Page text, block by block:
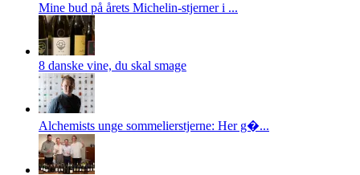
Mine bud på årets Michelin-stjerner i ...
8 danske vine, du skal smage
Alchemists unge sommelierstjerne: Her g�...